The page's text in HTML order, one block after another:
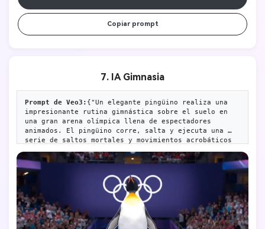
Copiar prompt
7. IA Gimnasia
Prompt de Veo3: {"Un elegante pingüino realiza una
impresionante rutina gimnástica sobre el suelo en
una gran arena olímpica llena de espectadores
animados. El pingüino corre, salta y ejecuta una
serie de saltos mortales y movimientos acrobáticos
la jirafa finaliza con una gran voltereta y aterriza
firme sobre sus patas, posando orgullosa. El logo
olímpico es visible al fondo y la atmósfera es
energética y emocionante. Iluminación brillante,
alta calidad, 8 segundos."}